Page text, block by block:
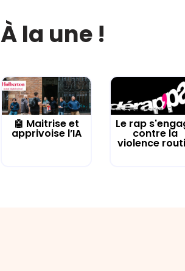
À la une !
🤖 Maitrise et
apprivoise l’IA
Le rap
contre la
violence